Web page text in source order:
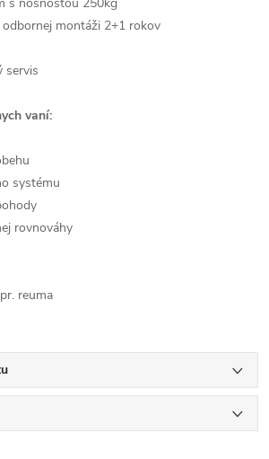
montáži 2+1 rokov
servis
vaní:
systému
rovnováhy
reuma